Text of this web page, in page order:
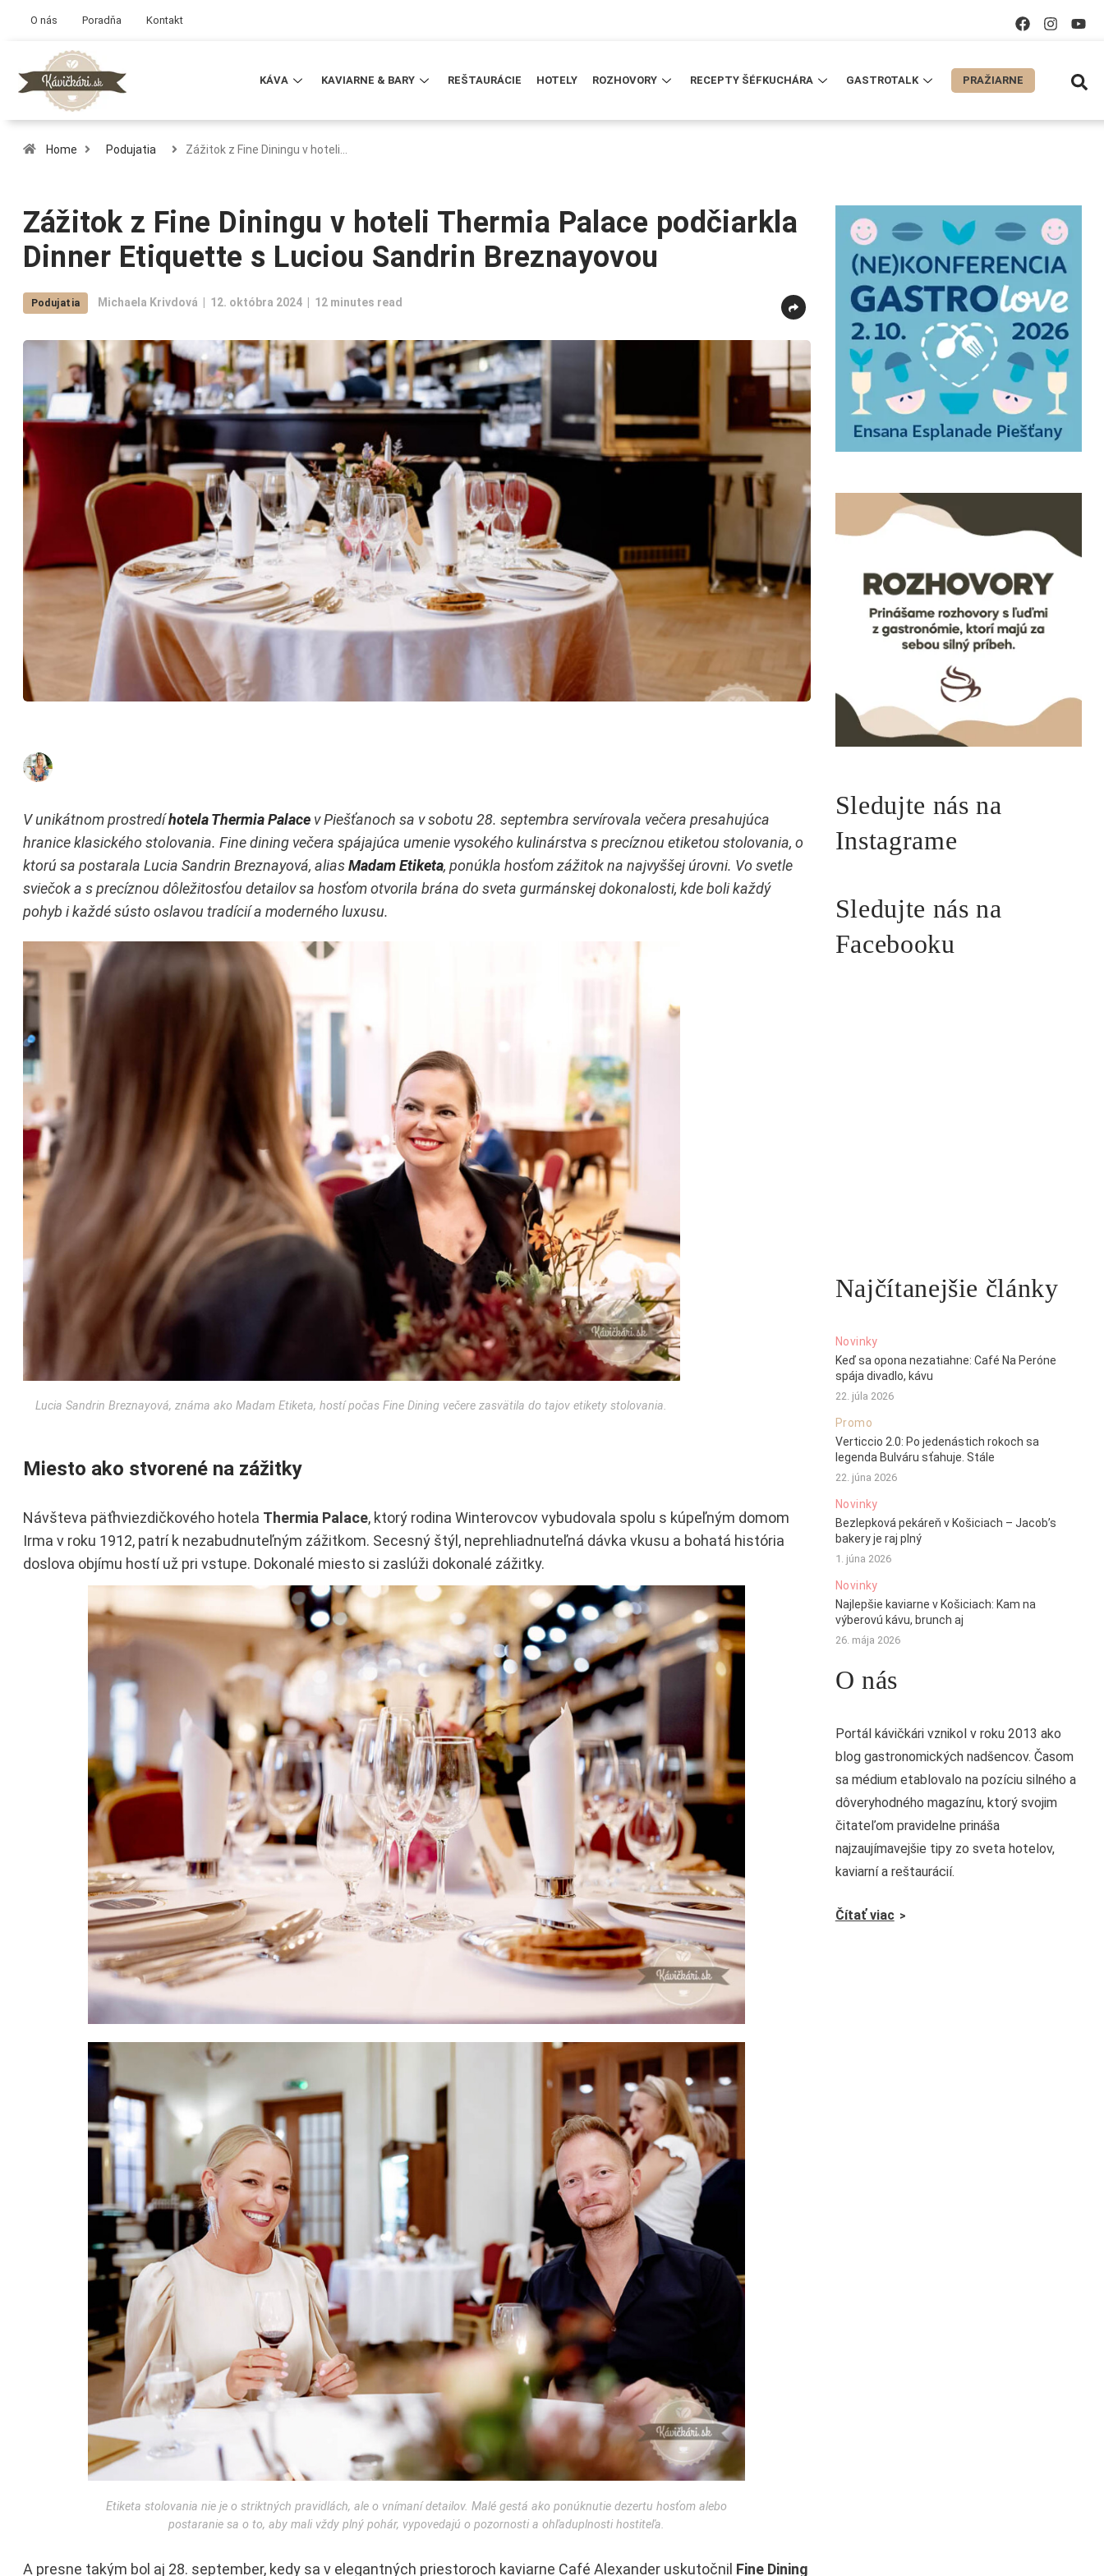
O nás Poradňa Kontakt
KÁVA KAVIARNE & BARY REŠTAURÁCIE HOTELY ROZHOVORY RECEPTY ŠÉFKUCHÁRA GASTROTALK PRAŽIARNE
Home Podujatia Zážitok z Fine Diningu v hoteli…
Zážitok z Fine Diningu v hoteli Thermia Palace podčiarkla
Dinner Etiquette s Luciou Sandrin Breznayovou
Podujatia Michaela Krivdová 12. októbra 2024 12 minutes read
V unikátnom prostredíhotela Thermia Palacev Piešťanoch sa v sobotu 28. septembra servírovala večera presahujúca
hranice klasického stolovania. Fine dining večera spájajúca umenie vysokého kulinárstva s precíznou etiketou stolovania, o
ktorú sa postarala Lucia Sandrin Breznayová, aliasMadam Etiketa, ponúkla hosťom zážitok na najvyššej úrovni. Vo svetle
sviečok a s precíznou dôležitosťou detailov sa hosťom otvorila brána do sveta gurmánskej dokonalosti, kde boli každý
pohyb i každé sústo oslavou tradícií a moderného luxusu.
Lucia Sandrin Breznayová, známa ako Madam Etiketa, hostí počas Fine Dining večere zasvätila do tajov etikety stolovania.
Miesto ako stvorené na zážitky
Návšteva päťhviezdičkového hotela Thermia Palace, ktorý rodina Winterovcov vybudovala spolu s kúpeľným domom
Irma v roku 1912, patrí k nezabudnuteľným zážitkom. Secesný štýl, neprehliadnuteľná dávka vkusu a bohatá história
doslova objímu hostí už pri vstupe. Dokonalé miesto si zaslúži dokonalé zážitky.
Etiketa stolovania nie je o striktných pravidlách, ale o vnímaní detailov. Malé gestá ako ponúknutie dezertu hosťom alebo
postaranie sa o to, aby mali vždy plný pohár, vypovedajú o pozornosti a ohľaduplnosti hostiteľa.
A presne takým bol aj 28. september, kedy sa v elegantných priestoroch kaviarne Café Alexander uskutočnil Fine Dining
Sledujte nás na
Instagrame
Sledujte nás na
Facebooku
Najčítanejšie články
Novinky
Keď sa opona nezatiahne: Café Na Peróne
spája divadlo, kávu
22. júla 2026
Promo
Verticcio 2.0: Po jedenástich rokoch sa
legenda Bulváru sťahuje. Stále
22. júna 2026
Novinky
Bezlepková pekáreň v Košiciach – Jacob’s
bakery je raj plný
1. júna 2026
Novinky
Najlepšie kaviarne v Košiciach: Kam na
výberovú kávu, brunch aj
26. mája 2026
O nás
Portál kávičkári vznikol v roku 2013 ako
blog gastronomických nadšencov. Časom
sa médium etablovalo na pozíciu silného a
dôveryhodného magazínu, ktorý svojim
čitateľom pravidelne prináša
najzaujímavejšie tipy zo sveta hotelov,
kaviarní a reštaurácií.
Čítať viac